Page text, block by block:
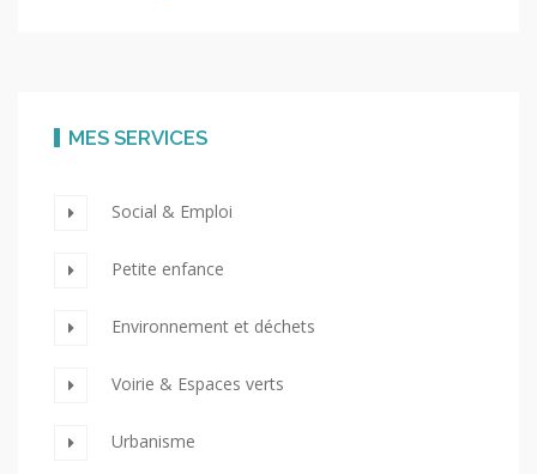
MES SERVICES
Social & Emploi
Petite enfance
Environnement et déchets
Voirie & Espaces verts
Urbanisme